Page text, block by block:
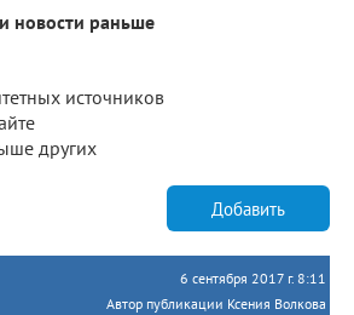
новости раньше
источников
других
Добавить
6 сентября 2017 г. 8:11
Автор публикации Ксения Волкова